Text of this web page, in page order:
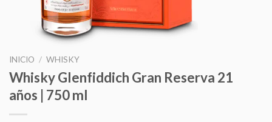
INICIO / WHISKY
Whisky Glenfiddich Gran Reserva 21
años | 750 ml